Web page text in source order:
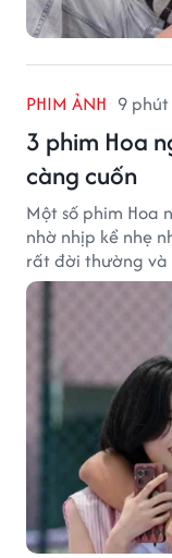
PHIM ẢNH 9
3 phim Hoa
càng cuốn
Một số phim Hoa
nhờ nhịp kể nhẹ
rất đời thường và